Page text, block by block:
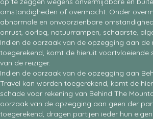
omstandigheden of overmacht. Onder
abnormale en onvoorzienbare
onrust, oorlog, natuurrampen, schaarste,
Indien de oorzaak van de opzegging aan de
toegerekend, komt de hieruit voortvloeiende
van de reiziger.
Indien de oorzaak van de opzegging aan
Travel kan worden toegerekend, komt de
schade voor rekening van Behind The
oorzaak van de opzegging aan geen der
toegerekend, dragen partijen ieder hun